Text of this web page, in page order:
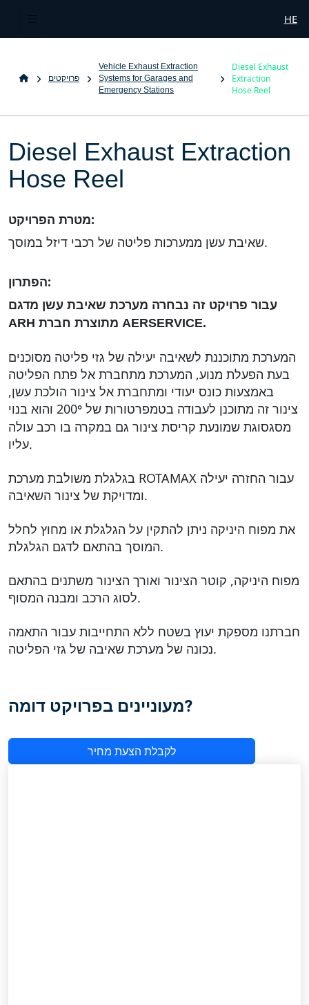
HE
פרויקטים
Vehicle Exhaust Extraction
Systems for Garages and
Emergency Stations
Diesel Exhaust
Extraction
Hose Reel
Diesel Exhaust Extraction
Hose Reel
מטרת הפרויקט:
שאיבת עשן ממערכות פליטה של רכבי דיזל במוסך.
הפתרון:
עבור פרויקט זה נבחרה מערכת שאיבת עשן מדגם
ARH מתוצרת חברת AERSERVICE.
המערכת מתוכננת לשאיבה יעילה של גזי פליטה מסוכנים
בעת הפעלת מנוע, המערכת מתחברת אל פתח הפליטה
באמצעות כונס יעודי ומתחברת אל צינור הולכת עשן,
צינור זה מתוכנן לעבודה בטמפרטורות של 200 °
והוא בנוי
מסגסוגת שמונעת קריסת צינור גם במקרה בו רכב עולה
עליו.
בגלגלת משולבת מערכת ROTAMAX עבור החזרה יעילה
ומדויקת של צינור השאיבה.
את מפוח היניקה ניתן להתקין על הגלגלת או מחוץ לחלל
המוסך בהתאם לדגם הגלגלת.
מפוח היניקה, קוטר הצינור ואורך הצינור משתנים בהתאם
לסוג הרכב ומבנה המסוף.
חברתנו מספקת יעוץ בשטח ללא התחייבות עבור התאמה
נכונה של מערכת שאיבה של גזי הפליטה.
מעוניינים בפרויקט דומה?
לקבלת הצעת מחיר